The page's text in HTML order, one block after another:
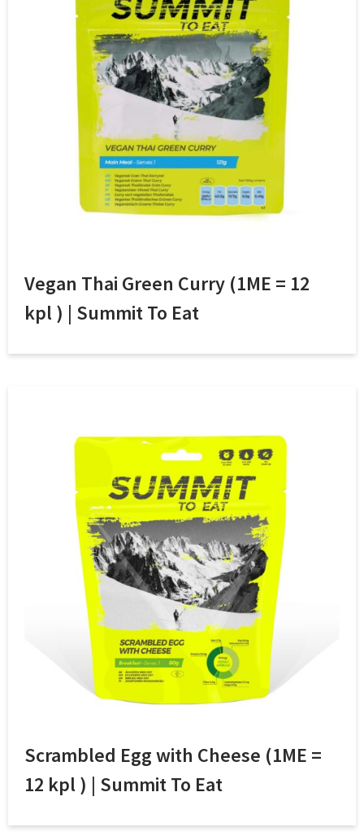
Vegan Thai Green Curry (1ME = 12
kpl ) | Summit To Eat
Scrambled Egg with Cheese (1ME =
12 kpl ) | Summit To Eat